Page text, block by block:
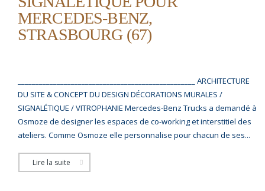
MERCEDES-BENZ,
STRASBOURG (67)
__________________________________________________ ARCHITECTURE
DU SITE & CONCEPT DU DESIGN DÉCORATIONS MURALES /
SIGNALÉTIQUE / VITROPHANIE Mercedes-Benz Trucks a demandé à
Osmoze de designer les espaces de co-working et interstitiel des
ateliers. Comme Osmoze elle personnalise pour chacun de ses...
Lire la suite